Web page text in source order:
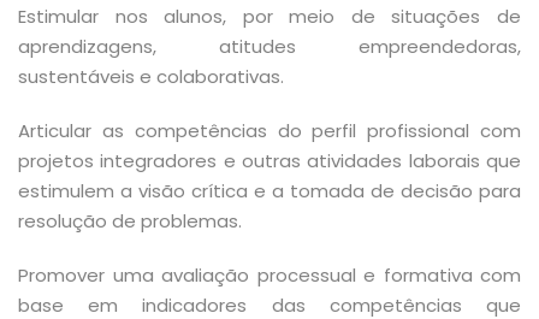
Estimular nos alunos, por meio de situações de
aprendizagens, atitudes empreendedoras,
sustentáveis e colaborativas.
Articular as competências do perfil profissional com
projetos integradores e outras atividades laborais que
estimulem a visão crítica e a tomada de decisão para
resolução de problemas.
Promover uma avaliação processual e formativa com
base em indicadores das competências que